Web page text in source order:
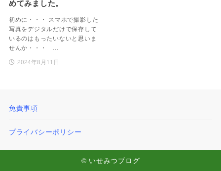
めてみました。
初めに・・・ スマホで撮影した
写真をデジタルだけで保存して
いるのはもったいないと思いま
せんか・・・ …
2024年8月11日
免責事項
プライバシーポリシー
© いせみつブログ